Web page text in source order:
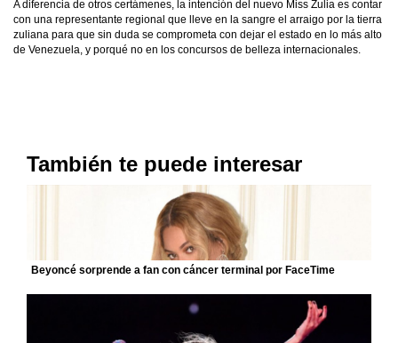
A diferencia de otros certámenes, la intención del nuevo Miss Zulia es contar
con una representante regional que lleve en la sangre el arraigo por la tierra
zuliana para que sin duda se comprometa con dejar el estado en lo más alto
de Venezuela, y porqué no en los concursos de belleza internacionales.
También te puede interesar
Beyoncé sorprende a fan con cáncer terminal por FaceTime